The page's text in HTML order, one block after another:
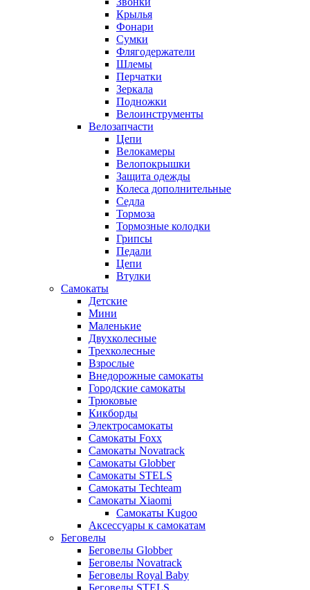
Крылья
Фонари
Сумки
Флягодержатели
Шлемы
Перчатки
Зеркала
Подножки
Велоинструменты
Велозапчасти
Цепи
Велокамеры
Велопокрышки
Защита одежды
Колеса дополнительные
Седла
Тормоза
Тормозные колодки
Грипсы
Педали
Цепи
Втулки
Самокаты
Детские
Мини
Маленькие
Двухколесные
Трехколесные
Взрослые
Внедорожные самокаты
Городские самокаты
Трюковые
Кикборды
Электросамокаты
Самокаты Foxx
Самокаты Novatrack
Самокаты Globber
Самокаты STELS
Самокаты Techteam
Самокаты Xiaomi
Самокаты Kugoo
Аксессуары к самокатам
Беговелы
Беговелы Globber
Беговелы Novatrack
Беговелы Royal Baby
Беговелы STELS